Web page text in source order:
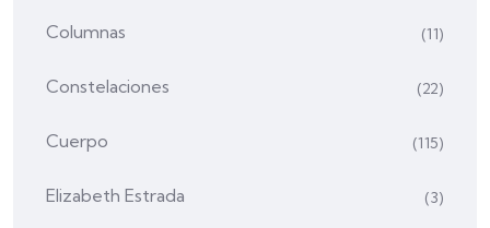
Columnas (11)
Constelaciones (22)
Cuerpo (115)
Elizabeth Estrada (3)